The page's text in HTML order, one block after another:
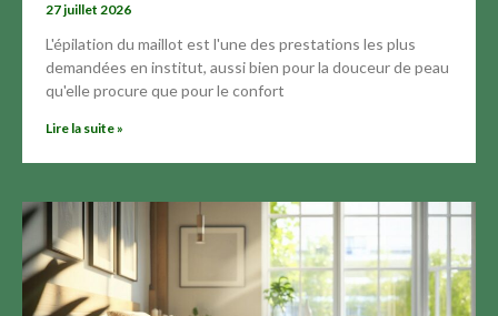
27 juillet 2026
L'épilation du maillot est l'une des prestations les plus
demandées en institut, aussi bien pour la douceur de peau
qu'elle procure que pour le confort
Lire la suite »